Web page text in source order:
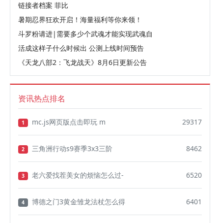
链接者档案 菲比
暑期忍界狂欢开启！海量福利等你来领！
斗罗粉请进|需要多少个武魂才能实现武魂自
活成这样子什么时候出 公测上线时间预告
《天龙八部2：飞龙战天》8月6日更新公告
资讯热点排名
1 mc.js网页版点击即玩 m 29317
2 三角洲行动s9赛季3x3三阶 8462
3 老六爱找茬美女的烦恼怎么过- 6520
4 博德之门3黄金雏龙法杖怎么得 6401